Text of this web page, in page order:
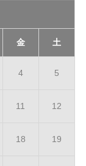
金 土
4 5
11 12
18 19